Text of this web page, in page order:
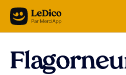
Aller au contenu